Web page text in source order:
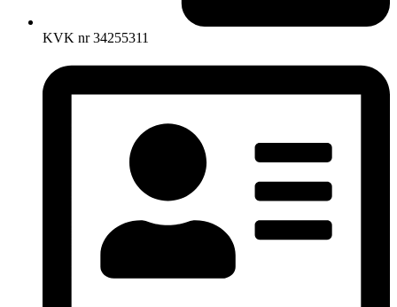
KVK nr 34255311